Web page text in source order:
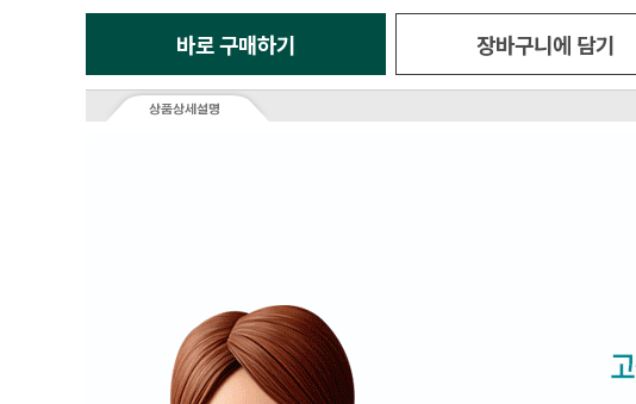
바로 구매하기 장바구니에 담기